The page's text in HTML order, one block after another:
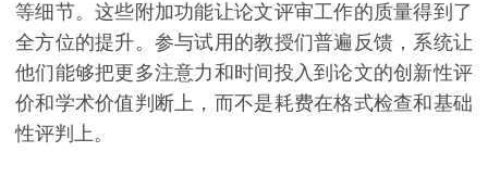
等细节。这些附加功能让论文评审工作的质量得到了
全方位的提升。参与试用的教授们普遍反馈，系统让
他们能够把更多注意力和时间投入到论文的创新性评
价和学术价值判断上，而不是耗费在格式检查和基础
性评判上。